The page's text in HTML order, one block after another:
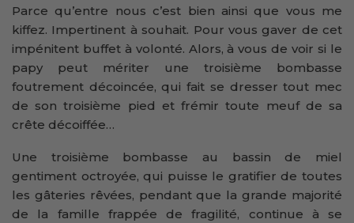
Parce qu’entre nous c’est bien ainsi que vous me
kiffez. Impertinent à souhait. Pour vous gaver de cet
impénitent buffet à volonté. Alors, à vous de voir si le
papy peut mériter une troisième bombasse
foutrement décoincée, qui fait se dresser tout mec
de son troisième pied et frémir toute meuf de sa
crête décoiffée…
Une troisième bombasse au bassin de miel
gentiment octroyée, qui puisse le gratifier de toutes
les gâteries rêvées, pendant que la grande majorité
de la famille frappée de fragilité, continue à se